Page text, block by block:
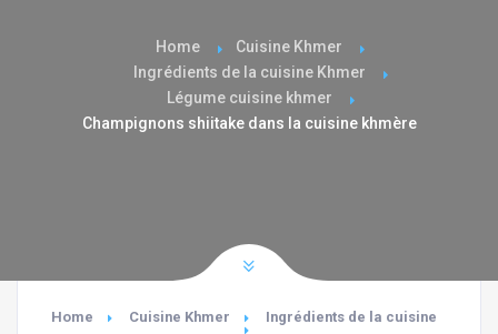
Home
Cuisine Khmer
Ingrédients de la cuisine Khmer
Légume cuisine khmer
Champignons shiitake dans la cuisine khmère
Home Cuisine Khmer
Ingrédients de la cuisine